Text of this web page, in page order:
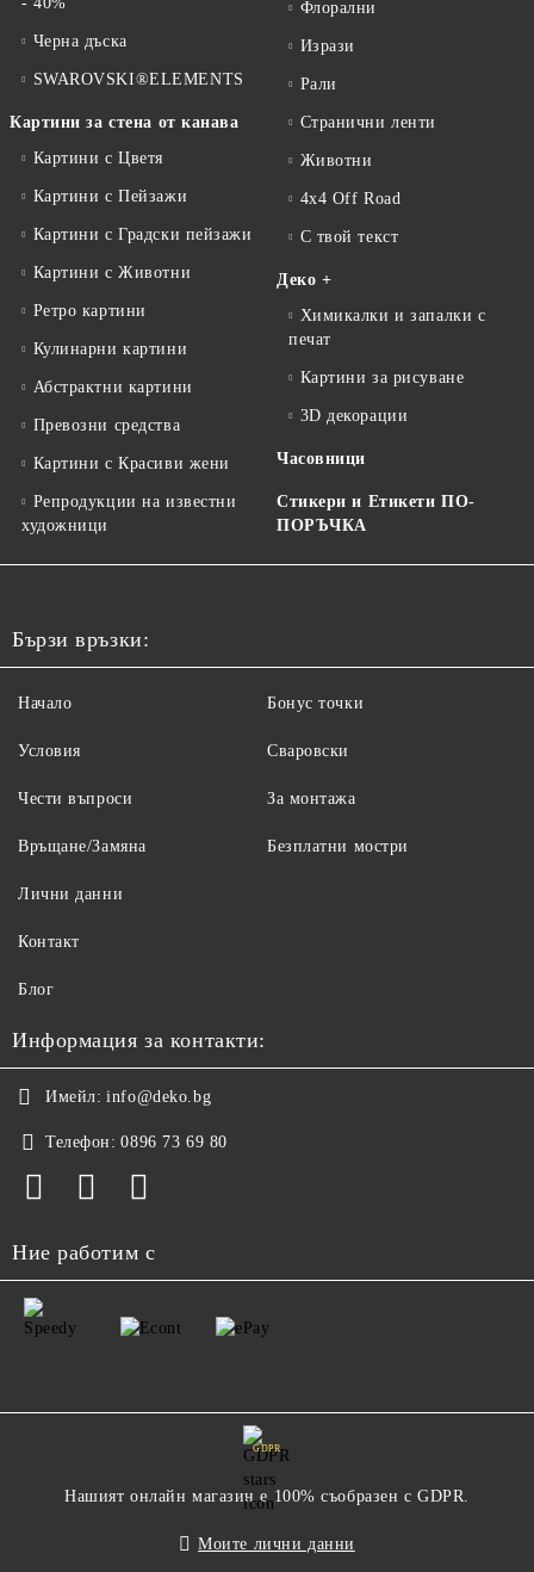
Черна дъска
SWAROVSKI®ELEMENTS
Картини за стена от канава
Картини с Цветя
Картини с Пейзажи
Картини с Градски пейзажи
Картини с Животни
Ретро картини
Кулинарни картини
Абстрактни картини
Превозни средства
Картини с Красиви жени
Репродукции на известни
художници
Флорални
Изрази
Рали
Странични ленти
Животни
4x4 Off Road
С твой текст
Деко +
Химикалки и запалки с
печат
Картини за рисуване
3D декорации
Часовници
Стикери и Етикети ПО-
ПОРЪЧКА
Бързи връзки:
Начало
Условия
Чести въпроси
Връщане/Замяна
Бонус точки
Сваровски
За монтажа
Безплатни мостри
Лични данни
Контакт
Блог
Информация за контакти:
Имейл: info@deko.bg
Телефон: 0896 73 69 80
Ние работим с
GDPR
Нашият онлайн магазин е 100% съобразен с GDPR.
Моите лични данни